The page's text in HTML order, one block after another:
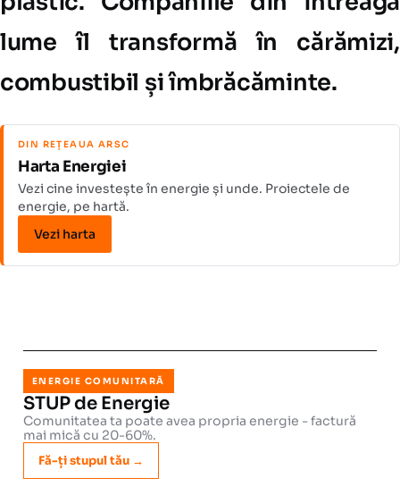
lume îl transformă în cărămizi,
combustibil și îmbrăcăminte.
DIN REȚEAUA ARSC
Harta Energiei
Vezi cine investește în energie și unde. Proiectele de
energie, pe hartă.
Vezi harta
ENERGIE COMUNITARĂ
STUP de Energie
Comunitatea ta poate avea propria energie - factură
mai mică cu 20-60%.
Fă-ți stupul tău →